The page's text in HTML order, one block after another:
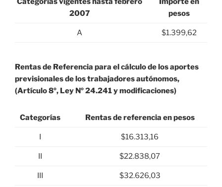
2007
pesos
A $1.399,62
Rentas de Referencia para el cálculo de los aportes
previsionales de los trabajadores autónomos,
(Artículo 8º, Ley Nº 24.241 y modificaciones)
Categorías Rentas de referencia en pesos
I $16.313,16
II $22.838,07
III $32.626,03